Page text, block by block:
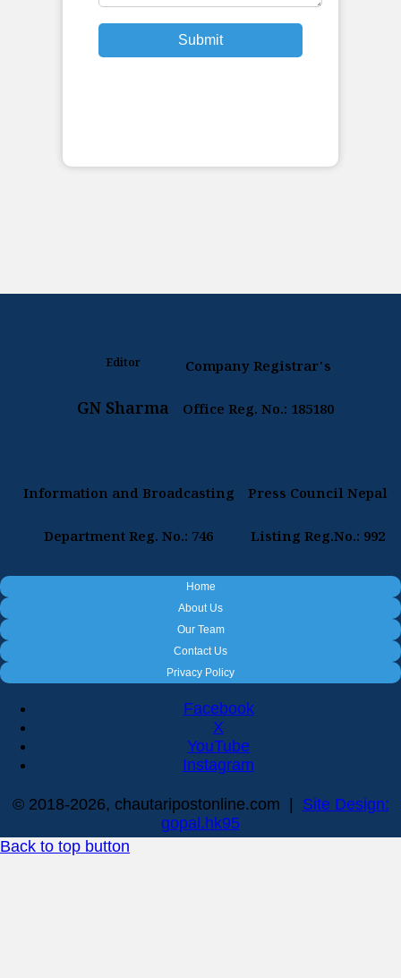
Submit
Editor
GN Sharma
Company Registrar's
Office Reg. No.: 185180
Information and Broadcasting
Department Reg. No.: 746
Press Council Nepal
Listing Reg.No.: 992
Home
About Us
Our Team
Contact Us
Privacy Policy
Facebook
X
YouTube
Instagram
© 2018-2026, chautaripostonline.com | Site Design:
gopal.hk95
Back to top button